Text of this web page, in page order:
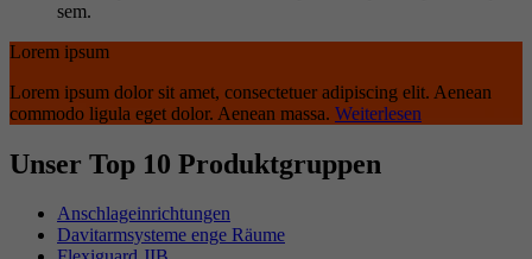
sem.
Lorem ipsum
Lorem ipsum dolor sit amet, consectetuer adipiscing elit. Aenean
commodo ligula eget dolor. Aenean massa. Weiterlesen
Unser Top 10 Produktgruppen
Anschlageinrichtungen
Davitarmsysteme enge Räume